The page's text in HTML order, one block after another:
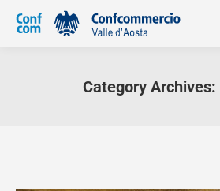
Category Archives: